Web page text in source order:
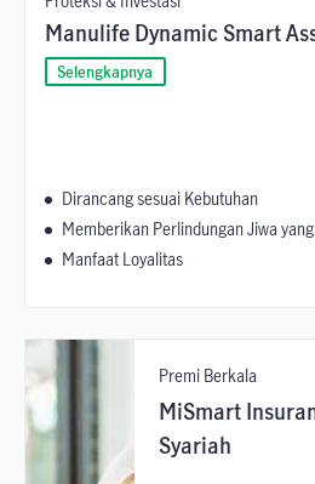
Manulife Dynamic Smart
Selengkapnya
Dirancang sesuai Kebutuhan
Memberikan Perlindungan Jiwa
Manfaat Loyalitas
Premi Berkala
MiSmart
Syariah